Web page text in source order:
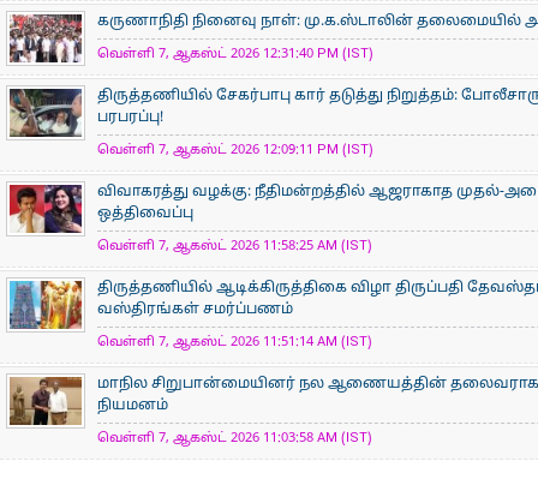
கருணாநிதி நினைவு நாள்: மு.க.ஸ்டாலின் தலைமையில்
வெள்ளி 7, ஆகஸ்ட் 2026 12:31:40 PM (IST)
திருத்தணியில் சேகர்பாபு கார் தடுத்து நிறுத்தம்:
பரபரப்பு!
வெள்ளி 7, ஆகஸ்ட் 2026 12:09:11 PM (IST)
விவாகரத்து வழக்கு: நீதிமன்றத்தில் ஆஜராகாத முதல்-
ஒத்திவைப்பு
வெள்ளி 7, ஆகஸ்ட் 2026 11:58:25 AM (IST)
திருத்தணியில் ஆடிக்கிருத்திகை விழா திருப்பதி
வஸ்திரங்கள் சமர்ப்பணம்
வெள்ளி 7, ஆகஸ்ட் 2026 11:51:14 AM (IST)
மாநில சிறுபான்மையினர் நல ஆணையத்தின்
நியமனம்
வெள்ளி 7, ஆகஸ்ட் 2026 11:03:58 AM (IST)